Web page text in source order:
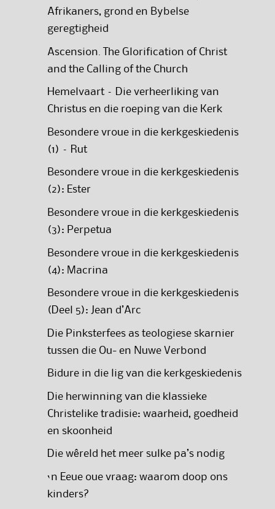
Afrikaners, grond en Bybelse
geregtigheid
Ascension. The Glorification of Christ
and the Calling of the Church
Hemelvaart – Die verheerliking van
Christus en die roeping van die Kerk
Besondere vroue in die kerkgeskiedenis
(1) – Rut
Besondere vroue in die kerkgeskiedenis
(2): Ester
Besondere vroue in die kerkgeskiedenis
(3): Perpetua
Besondere vroue in die kerkgeskiedenis
(4): Macrina
Besondere vroue in die kerkgeskiedenis
(Deel 5): Jean d’Arc
Die Pinksterfees as teologiese skarnier
tussen die Ou- en Nuwe Verbond
Bidure in die lig van die kerkgeskiedenis
Die herwinning van die klassieke
Christelike tradisie: waarheid, goedheid
en skoonheid
Die wêreld het meer sulke pa’s nodig
‘n Eeue oue vraag: waarom doop ons
kinders?